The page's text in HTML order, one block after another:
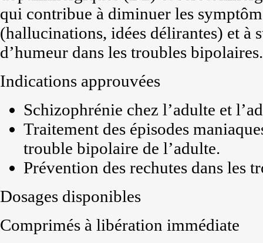
qui contribue à diminuer les
(hallucinations, idées délirantes) et à
d’humeur dans les troubles bipolaires.
Indications approuvées
Schizophrénie chez l’adulte et
Traitement des épisodes
trouble bipolaire de l’adulte.
Prévention des rechutes dans les
Dosages disponibles
Comprimés à libération immédiate